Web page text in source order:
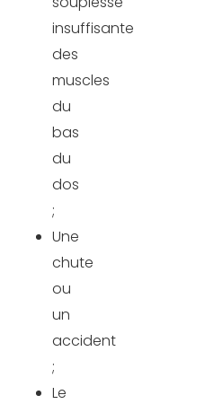
insuffisante
des
muscles
du
bas
du
dos
;
Une
chute
ou
un
accident
;
Le